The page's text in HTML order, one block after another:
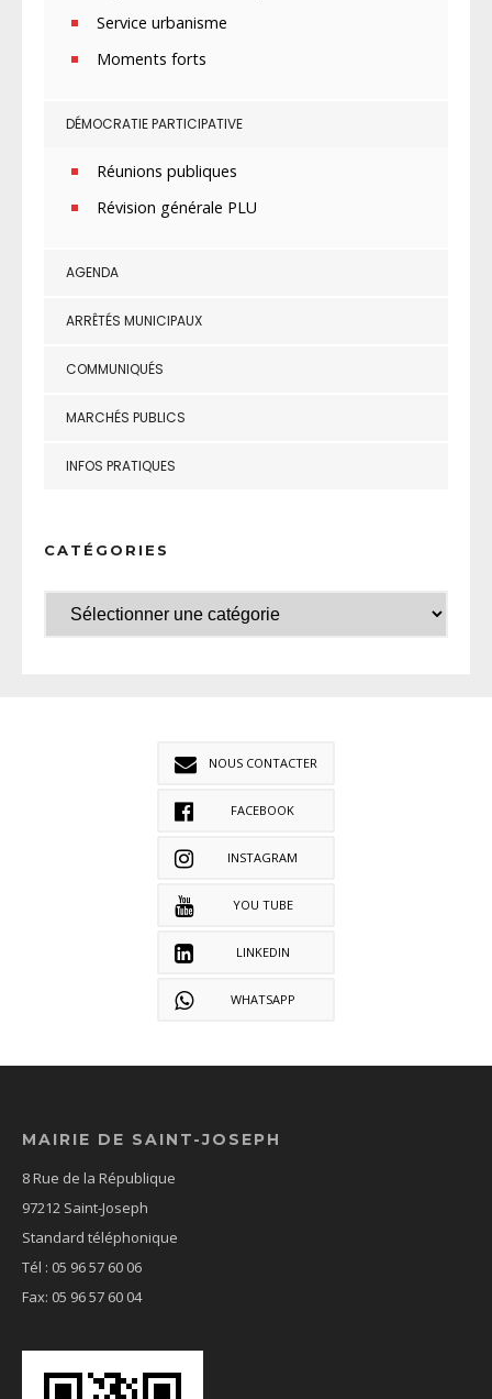
Service urbanisme
Moments forts
DÉMOCRATIE PARTICIPATIVE
Réunions publiques
Révision générale PLU
AGENDA
ARRÊTÉS MUNICIPAUX
COMMUNIQUÉS
MARCHÉS PUBLICS
INFOS PRATIQUES
CATÉGORIES
NOUS CONTACTER
FACEBOOK
INSTAGRAM
YOU TUBE
LINKEDIN
WHATSAPP
MAIRIE DE SAINT-JOSEPH
8 Rue de la République
97212 Saint-Joseph
Standard téléphonique
Tél : 05 96 57 60 06
Fax: 05 96 57 60 04